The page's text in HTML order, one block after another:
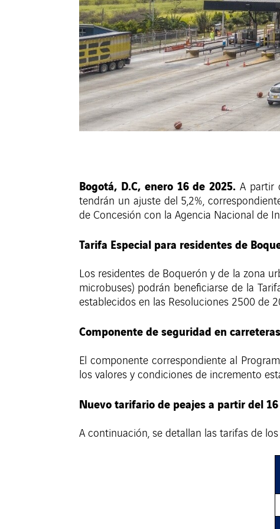
Bogotá, D.C, enero 16 de 2025.A partir
tendrán un ajuste del 5,2%,
de Concesión con la Agencia Nacional de
Tarifa Especial para residentes de
Los residentes de Boquerón y de la zona
microbuses) podrán beneficiarse de la
establecidos en las Resoluciones 2500 de
Componente de seguridad en carreteras
El componente correspondiente al
los valores y condiciones de incremento
Nuevo tarifario de peajes a partir del
A continuación, se detallan las tarifas de